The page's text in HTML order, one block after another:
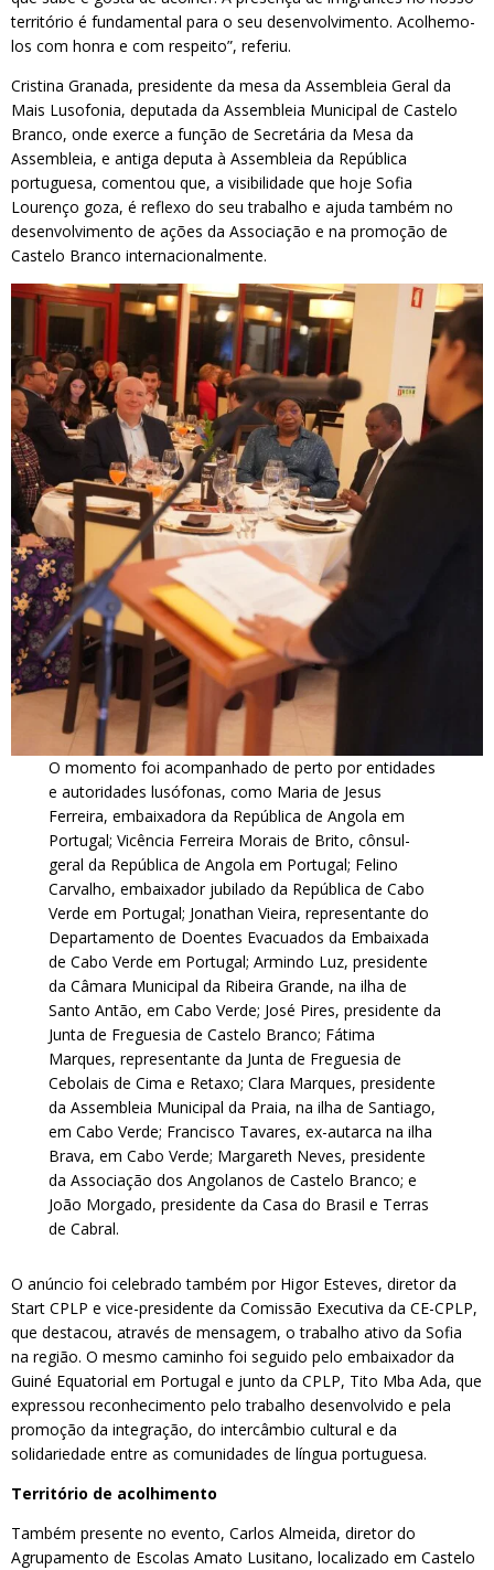
território é fundamental para o seu desenvolvimento. Acolhemo-
los com honra e com respeito”, referiu.
Cristina Granada, presidente da mesa da Assembleia Geral da
Mais Lusofonia, deputada da Assembleia Municipal de Castelo
Branco, onde exerce a função de Secretária da Mesa da
Assembleia, e antiga deputa à Assembleia da República
portuguesa, comentou que, a visibilidade que hoje Sofia
Lourenço goza, é reflexo do seu trabalho e ajuda também no
desenvolvimento de ações da Associação e na promoção de
Castelo Branco internacionalmente.
O momento foi acompanhado de perto por entidades
e autoridades lusófonas, como Maria de Jesus
Ferreira, embaixadora da República de Angola em
Portugal; Vicência Ferreira Morais de Brito, cônsul-
geral da República de Angola em Portugal; Felino
Carvalho, embaixador jubilado da República de Cabo
Verde em Portugal; Jonathan Vieira, representante do
Departamento de Doentes Evacuados da Embaixada
de Cabo Verde em Portugal; Armindo Luz, presidente
da Câmara Municipal da Ribeira Grande, na ilha de
Santo Antão, em Cabo Verde; José Pires, presidente da
Junta de Freguesia de Castelo Branco; Fátima
Marques, representante da Junta de Freguesia de
Cebolais de Cima e Retaxo; Clara Marques, presidente
da Assembleia Municipal da Praia, na ilha de Santiago,
em Cabo Verde; Francisco Tavares, ex-autarca na ilha
Brava, em Cabo Verde; Margareth Neves, presidente
da Associação dos Angolanos de Castelo Branco; e
João Morgado, presidente da Casa do Brasil e Terras
de Cabral.
O anúncio foi celebrado também por Higor Esteves, diretor da
Start CPLP e vice-presidente da Comissão Executiva da CE-CPLP,
que destacou, através de mensagem, o trabalho ativo da Sofia
na região. O mesmo caminho foi seguido pelo embaixador da
Guiné Equatorial em Portugal e junto da CPLP, Tito Mba Ada, que
expressou reconhecimento pelo trabalho desenvolvido e pela
promoção da integração, do intercâmbio cultural e da
solidariedade entre as comunidades de língua portuguesa.
Território de acolhimento
Também presente no evento, Carlos Almeida, diretor do
Agrupamento de Escolas Amato Lusitano, localizado em Castelo